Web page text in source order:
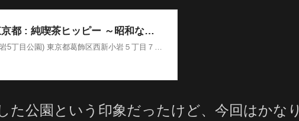
た公園という印象だったけど、今回はかなり